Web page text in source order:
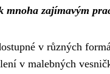
zajímavým
v různých
v malebných